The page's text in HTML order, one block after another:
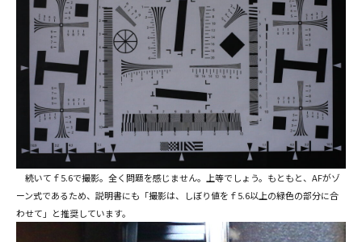
続いてｆ5.6で撮影。全く問題を感じません。上等でしょう。もともと、AFがゾ
ーン式であるため、説明書にも「撮影は、しぼり値をｆ5.6以上の緑色の部分に合
わせて」と推奨しています。